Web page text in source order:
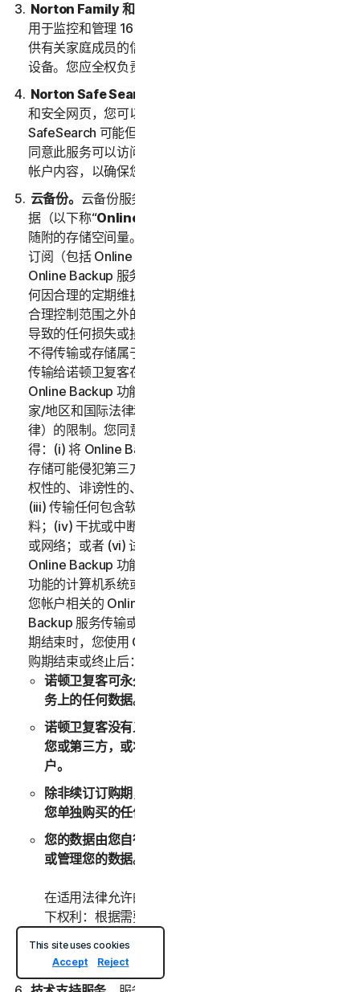
Norton Family 和家长控制
用于监控和管理 16 周岁以下孩子的网络活动。您必须提
供有关家庭成员的信息，包括任何未成年子女及其使用的
设备。您应全权负责监控他们的设备和活动。
Norton Safe Search 和 Safe Web
和安全网页，您可以在网络上安全搜索内容。
SafeSearch 可能但不限于通过诺顿搜索工具栏提供。您
同意此服务可以访问您的 Web、电子邮件和其他第三方
帐户内容，以确保您放心搜索和使用网络。
云备份。 云备份服务允许您在适用订购期间存储和检索数
据（以下称“Online Backup 服务
随附的存储空间量。总备份存储量代表了为您的所有服务
订阅（包括 Online Backup 服务）分配的总备份量。
Online Backup 服务按“原样”和“可用”原则提供，对于任
何因合理的定期维护、严重问题的维护或超出诺顿卫复客
合理控制范围之外的不可抗力造成的联机备份功能中断而
导致的任何损失或损坏，诺顿卫复客不承担任何责任。您
不得传输或存储属于另一方的数据，除非事先取得将数据
传输给诺顿卫复客在法律上要求的数据所有者的同意。
Online Backup 功能的使用受所有适用的当地、州、国
家/地区和国际法律和法规（包括但不限于美国出口法
律）的限制。您同意遵守以上适用的法律和法规，并且不
得：(i) 将 Online Backup 功能用于非法目的；(ii) 传输或
存储可能侵犯第三方知识产权或其他权利的资料，或者侵
权性的、诽谤性的、诬蔑性的、侵犯他人隐私的资料；
(iii) 传输任何包含软件病毒或其他有害的计算机代码的资
料；(iv) 干扰或中断连接到 Online Backup 功能的服务器
或网络；或者 (vi) 试图对 Online Backup 功能、其他
Online Backup 功能用户的帐户或连接到 Online Backup
功能的计算机系统或网络进行未经授权的访问。您应对与
您帐户相关的 Online Backup 服务的使用和通过 Online
Backup 服务传输或存储的数据负全部责任。适用的订购
期结束时，您使用 Online Backup 服务的权利将终止。订
购期结束或终止后：
诺顿卫复客可永久性地删除存储在 Online Backup 服
务上的任何数据。
诺顿卫复客没有义务维护任何数据、将这些数据转发给
您或第三方，或将这些数据迁移到其他备份服务或帐
户。
除非续订订购期，否则在此之前，您无法将数据存储到
您单独购买的任何其他备份空间。
您的数据由您自行管理。诺顿卫复客没有义务为您监控
或管理您的数据。
在适用法律允许的最大范围内，诺顿卫复客始终保留以
下权利：根据需要监控、审查、保留和/或披露任何数
政府要求，或者调查您的任何滥用或可疑违规。
This site uses cookies
Accept
Reject